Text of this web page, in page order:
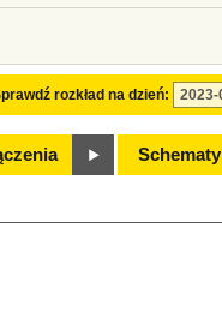
rozkład na dzień:
Schematy